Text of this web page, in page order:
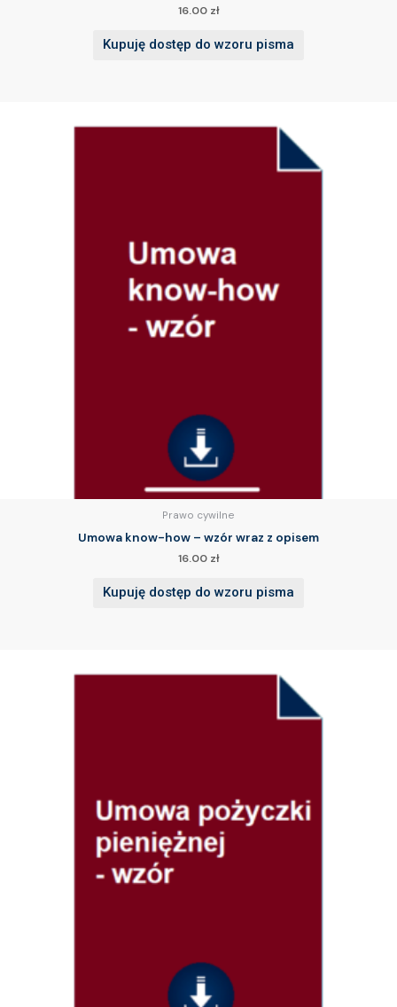
16.00 zł
Kupuję dostęp do wzoru pisma
Prawo cywilne
Umowa know-how – wzór wraz z opisem
16.00 zł
Kupuję dostęp do wzoru pisma